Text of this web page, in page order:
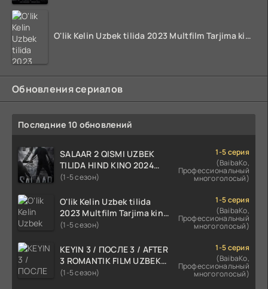
O'lik Kelin Uzbek tilida 2023 Multfilm Tarjima kino skachat
Обновления сериалов
Последние 10 обновлений
SALAAR 2 QISMI UZBEK
TILIDA HIND KINO 2024
TARJIMA 720p HD Skachat
(1-5 сезон)
1-5 серия
(BaibaKo,
Профессиональный
многоголосый)
O'lik Kelin Uzbek tilida
2023 Multfilm Tarjima kino
skachat
(1-5 сезон)
1-5 серия
(BaibaKo,
Профессиональный
многоголосый)
KEYIN 3 / ПОСЛЕ 3 / AFTER
3 ROMANTIK FILM UZBEK
TILIDA 2021 TARJIMA FILM
(1-5 сезон)
1-5 серия
(BaibaKo,
Профессиональный
многоголосый)